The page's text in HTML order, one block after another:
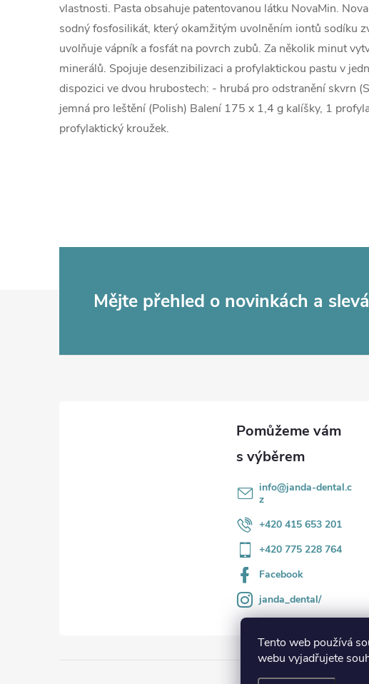
Tento web používá
webu vyjadřujete
vlastnosti. Pasta obsahuje patentovanou látku NovaMin.
sodný fosfosilikát, který okamžitým uvolněním iontů sodíku
uvolňuje vápník a fosfát na povrch zubů. Za několik minut
minerálů. Spojuje desenzibilizaci a profylaktickou pastu v
dispozici ve dvou hrubostech: - hrubá pro odstranění skvrn
jemná pro leštění (Polish) Balení 175 x 1,4 g kalíšky, 1
profylaktický kroužek.
Mějte přehled o novinkách a
info@janda-dental.c
z
+420 415 653 201
+420 775 228 764
Facebook
janda_dental/